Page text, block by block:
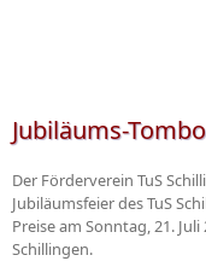
Jubiläums-
Der Förderverein TuS
Jubiläumsfeier des TuS
Preise am Sonntag, 21.
Schillingen.